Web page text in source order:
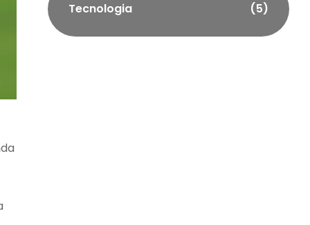
Tecnologia (5)